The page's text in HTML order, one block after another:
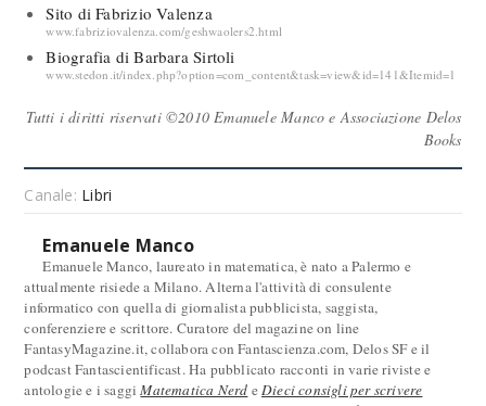
Sito di Fabrizio Valenza
www.fabriziovalenza.com/geshwaolers2.html
Biografia di Barbara Sirtoli
www.stedon.it/index.php?option=com_content&task=view&id=141&Itemid=1
Tutti i diritti riservati ©2010 Emanuele Manco e Associazione Delos
Books
Canale: Libri
Emanuele Manco
Emanuele Manco, laureato in matematica, è nato a Palermo e
attualmente risiede a Milano. Alterna l'attività di consulente
informatico con quella di giornalista pubblicista, saggista,
conferenziere e scrittore. Curatore del magazine on line
FantasyMagazine.it, collabora con Fantascienza.com, Delos SF e il
podcast Fantascientificast. Ha pubblicato racconti in varie riviste e
antologie e i saggiMatematica Nerd eDieci consigli per scrivere